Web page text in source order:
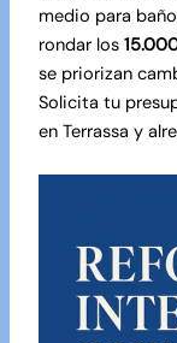
medio para
rondar los
se priorizan
Solicita tu
en Terrassa y